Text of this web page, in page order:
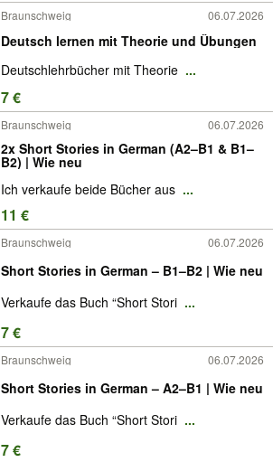
Braunschweig 06.07.2026
Deutsch lernen mit Theorie und Übungen
Deutschlehrbücher mit Theorie ...
7 €
Braunschweig 06.07.2026
2x Short Stories in German (A2–B1 & B1–
B2) | Wie neu
Ich verkaufe beide Bücher aus ...
11 €
Braunschweig 06.07.2026
Short Stories in German – B1–B2 | Wie neu
Verkaufe das Buch “Short Stori ...
7 €
Braunschweig 06.07.2026
Short Stories in German – A2–B1 | Wie neu
Verkaufe das Buch “Short Stori ...
7 €